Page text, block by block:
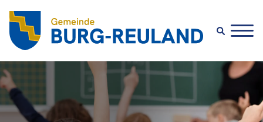
Bürgerdienste
Gemeindedienste